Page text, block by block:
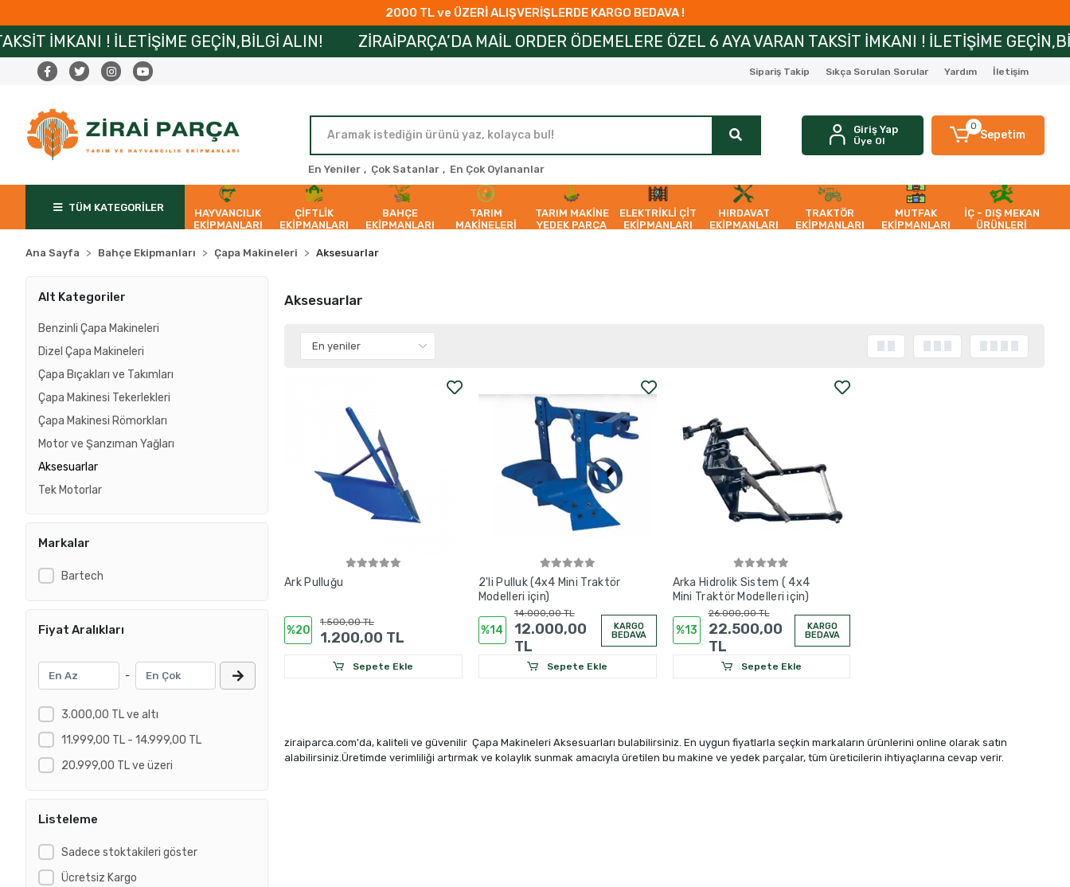
2000 TL ve ÜZERİ ALIŞVERİŞLERDE KARGO BEDAVA !
! İLETİŞİME GEÇİN,BİLGİ ALIN! ZİRAİPARÇA’DA MAİL ORDER ÖDEMELERE ÖZEL 6 AYA VARAN TAKSİT İMKANI ! İLETİŞİME GEÇİN,BİLGİ
Sipariş Takip Sıkça Sorulan Sorular Yardım İletişim
En Yeniler , Çok Satanlar , En Çok Oylananlar
Giriş Yap
Üye Ol
0
Sepetim
TÜM KATEGORİLER
HAYVANCILIK
EKİPMANLARI
ÇİFTLİK
EKİPMANLARI
BAHÇE
EKİPMANLARI
TARIM
MAKİNELERİ
TARIM MAKİNE
YEDEK PARÇA
ELEKTRİKLİ ÇİT
EKİPMANLARI
HIRDAVAT
EKİPMANLARI
TRAKTÖR
EKİPMANLARI
MUTFAK
EKİPMANLARI
İÇ - DIŞ MEKAN
ÜRÜNLERİ
Ana Sayfa Bahçe Ekipmanları Çapa Makineleri Aksesuarlar
Alt Kategoriler
Benzinli Çapa Makineleri
Dizel Çapa Makineleri
Çapa Bıçakları ve Takımları
Çapa Makinesi Tekerlekleri
Çapa Makinesi Römorkları
Motor ve Şanzıman Yağları
Aksesuarlar
Tek Motorlar
Markalar
Bartech
Fiyat Aralıkları
-
3.000,00 TL ve altı
11.999,00 TL - 14.999,00 TL
20.999,00 TL ve üzeri
Listeleme
Sadece stoktakileri göster
Ücretsiz Kargo
Aksesuarlar
Ark Pulluğu
%20
1.500,00 TL
1.200,00 TL
Sepete Ekle
2'li Pulluk (4x4 Mini Traktör
Modelleri için)
%14
14.000,00 TL
12.000,00
TL
KARGO
BEDAVA
Sepete Ekle
Arka Hidrolik Sistem ( 4x4
Mini Traktör Modelleri için)
%13
26.000,00 TL
22.500,00
TL
KARGO
BEDAVA
Sepete Ekle
ziraiparca.com'da, kaliteli ve güvenilir Çapa Makineleri Aksesuarları bulabilirsiniz. En uygun fiyatlarla seçkin markaların ürünlerini online olarak satın
alabilirsiniz.Üretimde verimliliği artırmak ve kolaylık sunmak amacıyla üretilen bu makine ve yedek parçalar, tüm üreticilerin ihtiyaçlarına cevap verir.